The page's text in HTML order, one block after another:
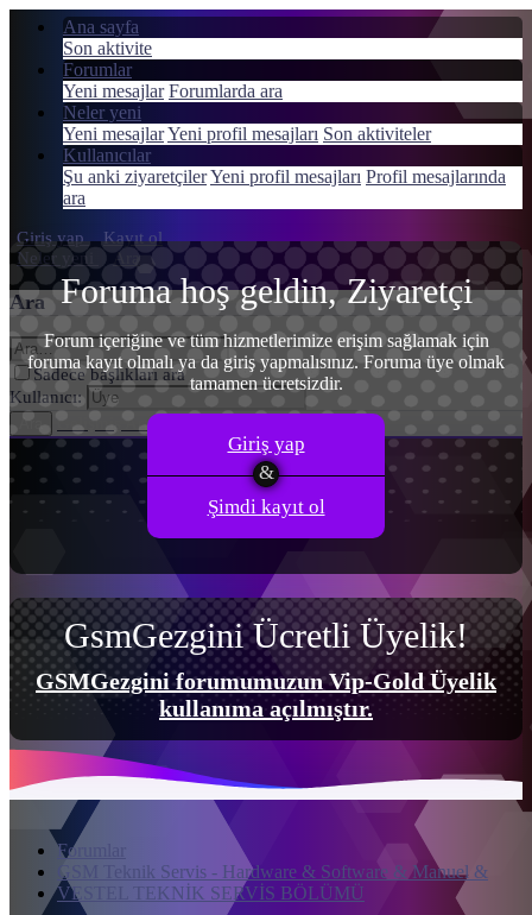
Ana sayfa
Son aktivite
Forumlar
Yeni mesajlar Forumlarda ara
Neler yeni
Yeni mesajlarYeni profil mesajları Son aktiviteler
Kullanıcılar
Şu anki ziyaretçilerYeni profil mesajları Profil mesajlarında
ara
Giriş yap
Kayıt ol
Neler yeni
Ara
Ara
Sadece başlıkları ara
Kullanıcı:
Ara Gelişmiş Arama…
Menü
Giriş yap
Kayıt ol
Foruma hoş geldin, Ziyaretçi
Forum içeriğine ve tüm hizmetlerimize erişim sağlamak için
foruma kayıt olmalı ya da giriş yapmalısınız. Foruma üye olmak
tamamen ücretsizdir.
Giriş yap
Şimdi kayıt ol
GsmGezgini Ücretli Üyelik!
GSMGezgini forumumuzun Vip-Gold Üyelik
kullanıma açılmıştır.
Forumlar
GSM Teknik Servis - Hardware & Software & Manuel &
VESTEL TEKNİK SERVİS BÖLÜMÜ